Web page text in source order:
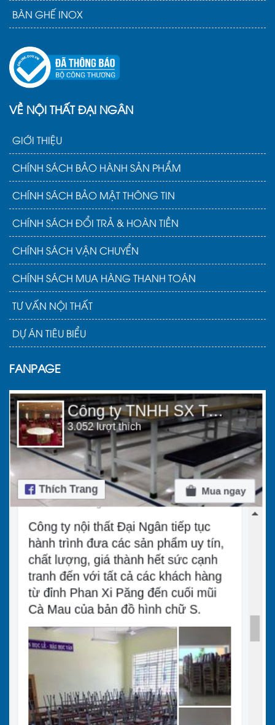
BÀN GHẾ INOX
VỀ NỘI THẤT ĐẠI NGÂN
GIỚI THIỆU
CHÍNH SÁCH BẢO HÀNH SẢN PHẨM
CHÍNH SÁCH BẢO MẬT THÔNG TIN
CHÍNH SÁCH ĐỔI TRẢ & HOÀN TIỀN
CHÍNH SÁCH VẬN CHUYỂN
CHÍNH SÁCH MUA HÀNG THANH TOÁN
TƯ VẤN NỘI THẤT
DỰ ÁN TIÊU BIỂU
FANPAGE